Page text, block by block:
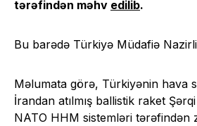
tərəfindən məhv edilib.
Bu barədə Türkiyə Müdafiə
Məlumata görə, Türkiyənin hava
İrandan atılmış ballistik raket
NATO HHM sistemləri tərəfindən